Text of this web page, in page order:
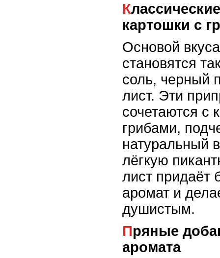
Классические специи для
картошки с
Основой
становятся
соль, черный
лист. Эти
сочетаются с
грибами,
натуральный
лёгкую
лист придаёт
аромат и
душистым.
Пряные добавки для особого
аромата